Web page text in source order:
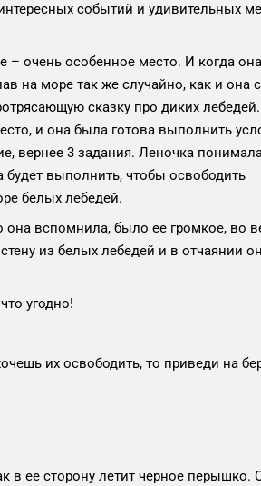
событий и удивительных
– очень особенное место. И когда она
на море так же случайно, как и она
сказку про диких
и она была готова выполнить
вернее 3 задания. Леночка
выполнить, чтобы освободить
белых лебедей.
она вспомнила, было ее громкое, во
из белых лебедей и в отчаянии
угодно!
их освободить, то приведи на
в ее сторону летит черное перышко.